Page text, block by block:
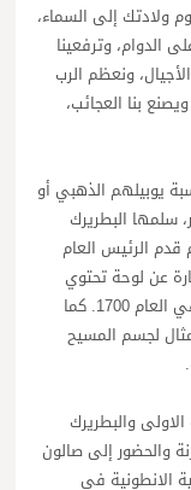
ولادتك إلى السماء،
الدوام، وترفعينا
ونعظم الرب
بنا العجائب،
يوبيلهم الذهبي أو
سلمها البطريرك
قدم الرئيس العام
عن لوحة تحتوي
على قطعة ورقية كتبت عليها فرائض الرهبنة في العام 1700. كما
لجسم المسيح
والبطريرك
والحضور إلى صالون
الانطونية في